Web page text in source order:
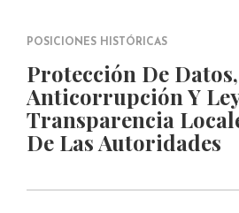
POSICIONES HISTÓRICAS
Protección De Datos,
Anticorrupción Y
Transparencia
De Las Autoridades